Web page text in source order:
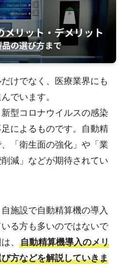
けでなく、医療業界にも
でいます。
型コロナウイルスの感染
によるものです。自動精
「衛生面の強化」や「業
減」などが期待されてい
施設で自動精算機の導入
る方も多いのではないで
、 自動精算機導入のメリ
方などを解説していきま